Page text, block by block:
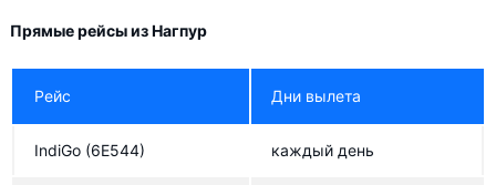
Прямые рейсы из Нагпур
Рейс Дни вылета
IndiGo (6E544) каждый день